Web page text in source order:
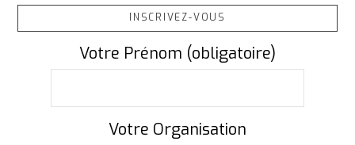
INSCRIVEZ-VOUS
Votre Prénom (obligatoire)
Votre Organisation